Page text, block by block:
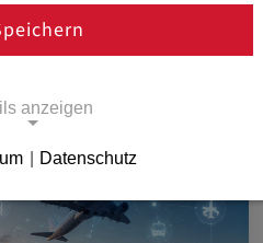
Bleiben Sie auf dem
Sie uns bei der
anzeigen
ermöglichen
Datenschutz